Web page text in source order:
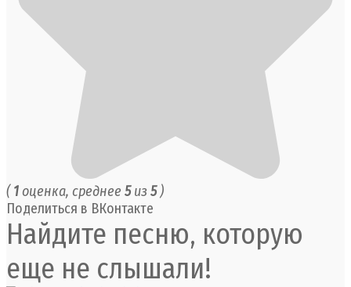
(1 оценка, среднее 5из 5)
Поделиться в ВКонтакте
Найдите песню, которую
еще не слышали!